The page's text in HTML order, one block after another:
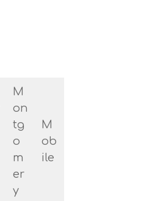
M
on
tg
o
m
er
y
M
ob
ile